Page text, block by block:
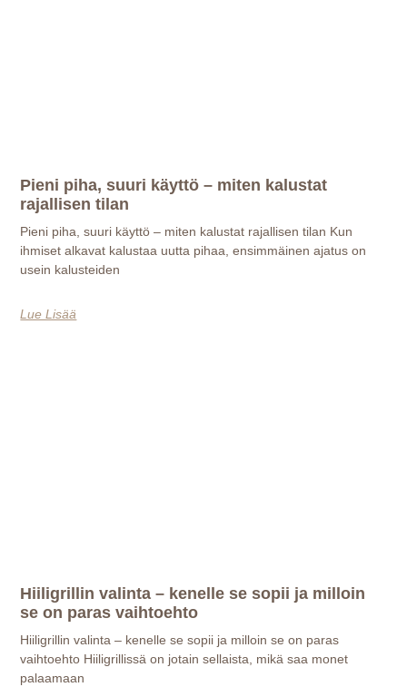
Pieni piha, suuri käyttö – miten kalustat
rajallisen tilan
Pieni piha, suuri käyttö – miten kalustat rajallisen tilan Kun
ihmiset alkavat kalustaa uutta pihaa, ensimmäinen ajatus on
usein kalusteiden
Lue Lisää
Hiiligrillin valinta – kenelle se sopii ja milloin
se on paras vaihtoehto
Hiiligrillin valinta – kenelle se sopii ja milloin se on paras
vaihtoehto Hiiligrillissä on jotain sellaista, mikä saa monet
palaamaan